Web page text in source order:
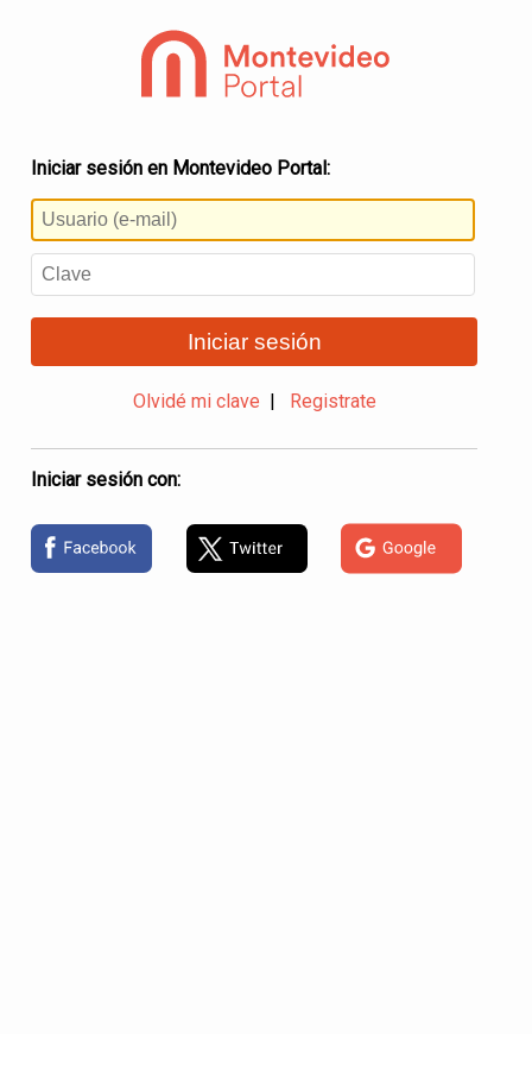
Iniciar sesión en Montevideo Portal:
Iniciar sesión
Olvidé mi clave Registrate
Iniciar sesión con: